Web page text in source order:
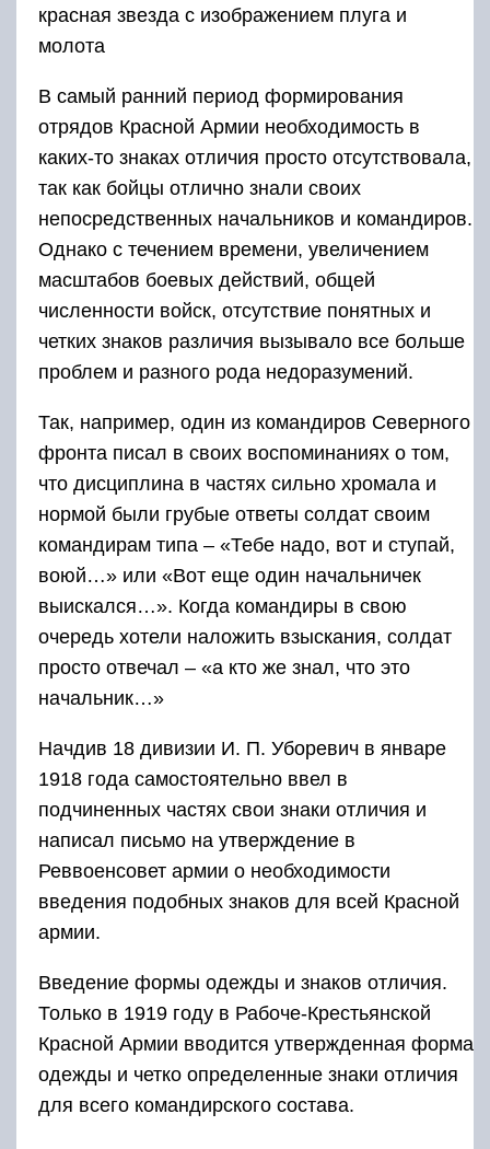
красная звезда с изображением плуга и
молота
В самый ранний период формирования
отрядов Красной Армии необходимость в
каких-то знаках отличия просто отсутствовала,
так как бойцы отлично знали своих
непосредственных начальников и командиров.
Однако с течением времени, увеличением
масштабов боевых действий, общей
численности войск, отсутствие понятных и
четких знаков различия вызывало все больше
проблем и разного рода недоразумений.
Так, например, один из командиров Северного
фронта писал в своих воспоминаниях о том,
что дисциплина в частях сильно хромала и
нормой были грубые ответы солдат своим
командирам типа – «Тебе надо, вот и ступай,
воюй…» или «Вот еще один начальничек
выискался…». Когда командиры в свою
очередь хотели наложить взыскания, солдат
просто отвечал – «а кто же знал, что это
начальник…»
Начдив 18 дивизии И. П. Уборевич в январе
1918 года самостоятельно ввел в
подчиненных частях свои знаки отличия и
написал письмо на утверждение в
Реввоенсовет армии о необходимости
введения подобных знаков для всей Красной
армии.
Введение формы одежды и знаков отличия.
Только в 1919 году в Рабоче-Крестьянской
Красной Армии вводится утвержденная форма
одежды и четко определенные знаки отличия
для всего командирского состава.